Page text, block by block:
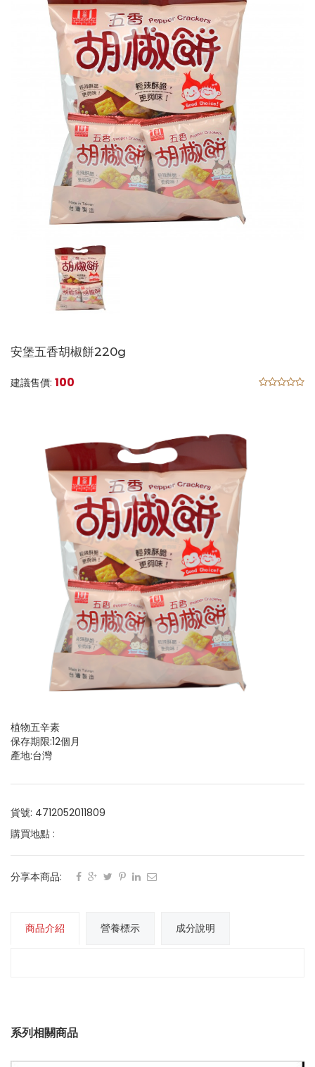
安堡五香胡椒餅220g
建議售價: 100
植物五辛素
保存期限:12個月
產地:台灣
貨號: 4712052011809
購買地點 :
分享本商品:
商品介紹 營養標示 成分說明
系列相關商品